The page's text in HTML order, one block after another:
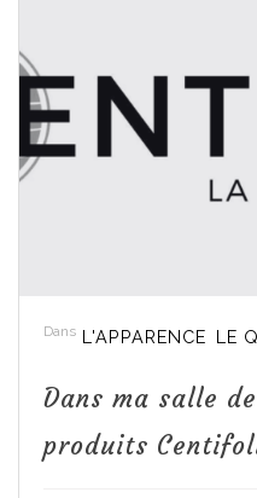
Dans L'APPARENCE LE
Dans ma salle
produits